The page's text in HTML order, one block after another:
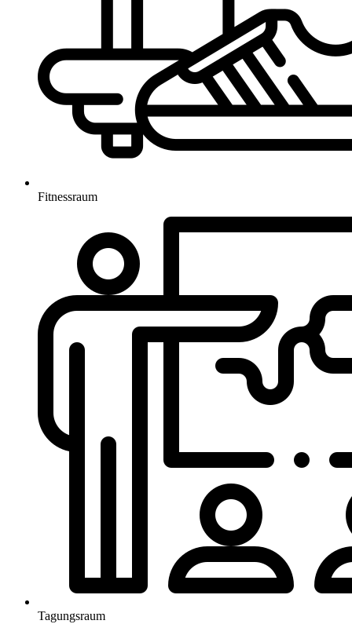
Fitnessraum
Tagungsraum